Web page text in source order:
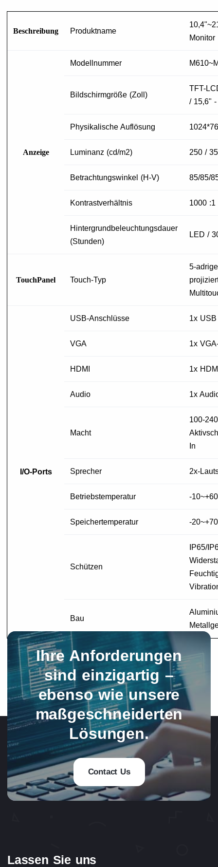
Beschreibung Produktname
Monitor
Anzeige
Modellnummer
Bildschirmgröße (Zoll)
TFT-
/ 15,6"
Physikalische Auflösung
Luminanz (cd/m2) 250 /
Betrachtungswinkel (H-V) 85/85/
Kontrastverhältnis 1000 :1
Hintergrundbeleuchtungsdauer
(Stunden)
LED /
TouchPanel Touch-Typ
5-
I/O-Ports
USB-Anschlüsse 1x USB
VGA 1x
HDMI 1x
Audio 1x
Macht
100-
In
Sprecher 2x-
Betriebstemperatur -
Speichertemperatur -
Schützen
IP65/
Bau
Ihre Anforderungen
sind einzigartig –
ebenso wie unsere
maßgeschneiderten
Lösungen.
Contact Us
Lassen Sie uns